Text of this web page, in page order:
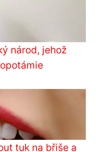
národ, jehož
tuk na břiše a